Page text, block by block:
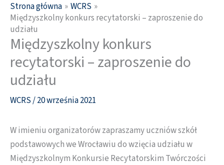
Strona główna
WCRS
Międzyszkolny konkurs recytatorski – zaproszenie do
udziału
Międzyszkolny konkurs
recytatorski – zaproszenie do
udziału
WCRS/20 września 2021
W imieniu organizatorów zapraszamy uczniów szkół
podstawowych we Wrocławiu do wzięcia udziału w
Międzyszkolnym Konkursie Recytatorskim Twórczości